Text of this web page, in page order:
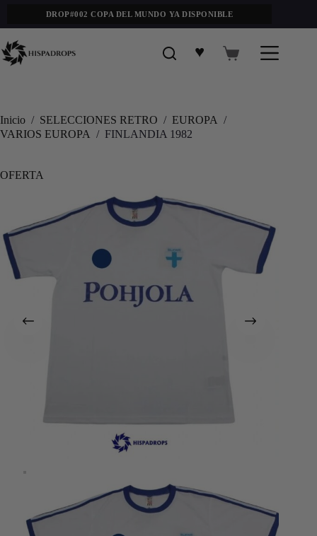
DROP#002 COPA DEL MUNDO YA DISPONIBLE
♥
Inicio / SELECCIONES RETRO / EUROPA /
VARIOS EUROPA / FINLANDIA 1982
OFERTA